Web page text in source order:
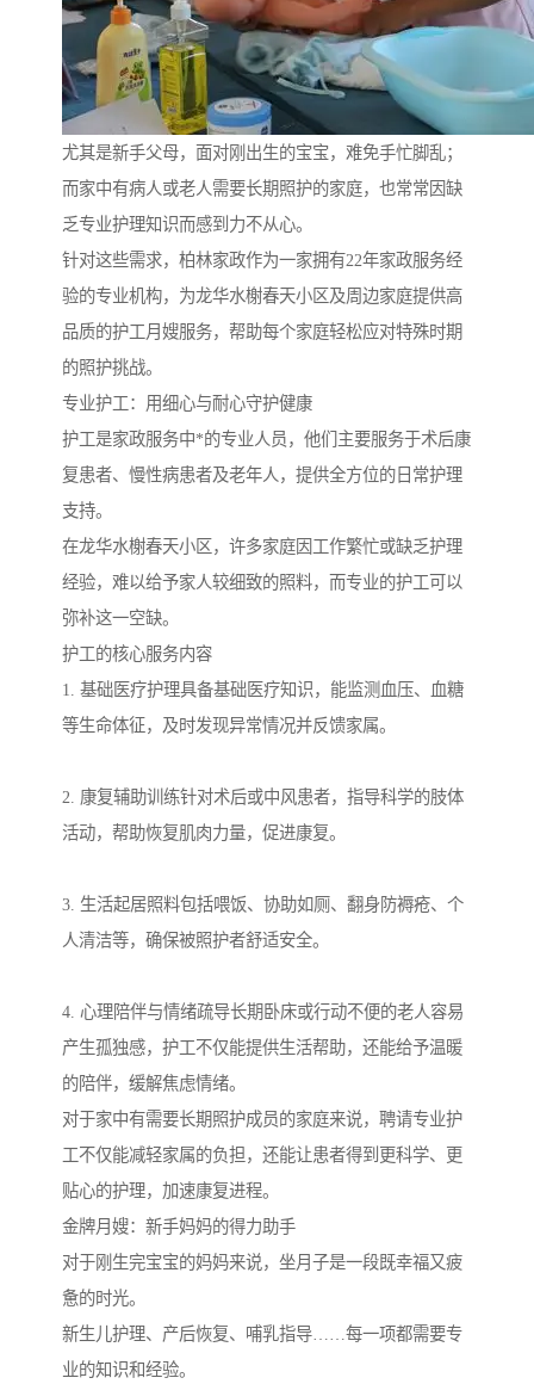
尤其是新手父母，面对刚出生的宝宝，难免手忙脚乱；
而家中有病人或老人需要长期照护的家庭，也常常因缺
乏专业护理知识而感到力不从心。
针对这些需求，柏林家政作为一家拥有22年家政服务经
验的专业机构，为龙华水榭春天小区及周边家庭提供高
品质的护工月嫂服务，帮助每个家庭轻松应对特殊时期
的照护挑战。
专业护工：用细心与耐心守护健康
护工是家政服务中*的专业人员，他们主要服务于术后康
复患者、慢性病患者及老年人，提供全方位的日常护理
支持。
在龙华水榭春天小区，许多家庭因工作繁忙或缺乏护理
经验，难以给予家人较细致的照料，而专业的护工可以
弥补这一空缺。
护工的核心服务内容
1. 基础医疗护理具备基础医疗知识，能监测血压、血糖
等生命体征，及时发现异常情况并反馈家属。
2. 康复辅助训练针对术后或中风患者，指导科学的肢体
活动，帮助恢复肌肉力量，促进康复。
3. 生活起居照料包括喂饭、协助如厕、翻身防褥疮、个
人清洁等，确保被照护者舒适安全。
4. 心理陪伴与情绪疏导长期卧床或行动不便的老人容易
产生孤独感，护工不仅能提供生活帮助，还能给予温暖
的陪伴，缓解焦虑情绪。
对于家中有需要长期照护成员的家庭来说，聘请专业护
工不仅能减轻家属的负担，还能让患者得到更科学、更
贴心的护理，加速康复进程。
金牌月嫂：新手妈妈的得力助手
对于刚生完宝宝的妈妈来说，坐月子是一段既幸福又疲
惫的时光。
新生儿护理、产后恢复、哺乳指导……每一项都需要专
业的知识和经验。